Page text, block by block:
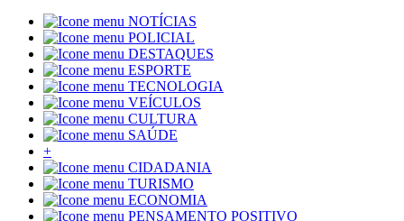
NOTÍCIAS
POLICIAL
DESTAQUES
ESPORTE
TECNOLOGIA
VEÍCULOS
CULTURA
SAÚDE
+
CIDADANIA
TURISMO
ECONOMIA
PENSAMENTO POSITIVO